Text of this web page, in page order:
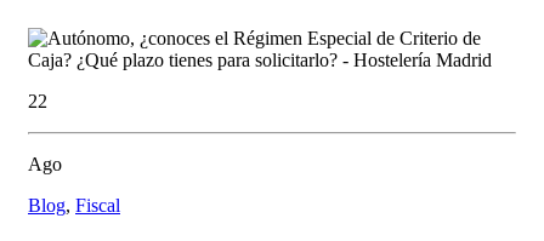
22
Ago
Blog, Fiscal